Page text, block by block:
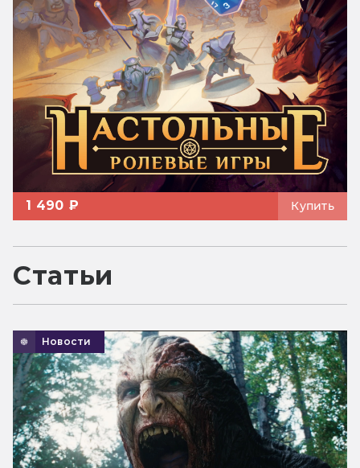
1 490 ₽ Купить
Статьи
Новости